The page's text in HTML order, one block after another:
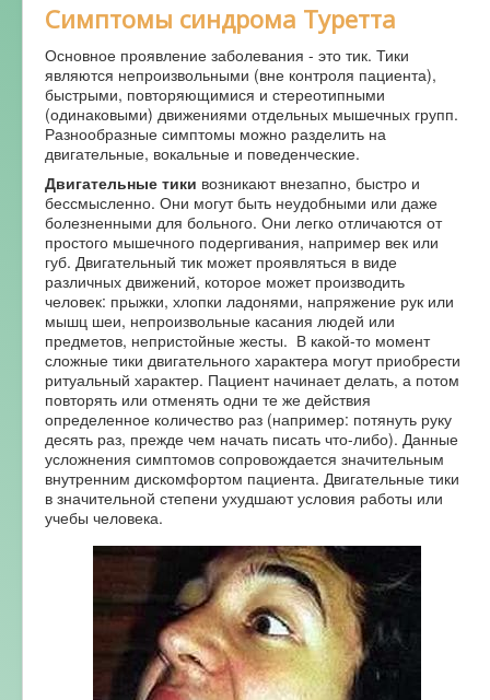
Симптомы синдрома Туретта
Основное проявление заболевания - это тик. Тики
являются непроизвольными (вне контроля пациента),
быстрыми, повторяющимися и стереотипными
(одинаковыми) движениями отдельных мышечных групп.
Разнообразные симптомы можно разделить на
двигательные, вокальные и поведенческие.
Двигательные тики возникают внезапно, быстро и
бессмысленно. Они могут быть неудобными или даже
болезненными для больного. Они легко отличаются от
простого мышечного подергивания, например век или
губ. Двигательный тик может проявляться в виде
различных движений, которое может производить
человек: прыжки, хлопки ладонями, напряжение рук или
мышц шеи, непроизвольные касания людей или
предметов, непристойные жесты. В какой-то момент
сложные тики двигательного характера могут приобрести
ритуальный характер. Пациент начинает делать, а потом
повторять или отменять одни те же действия
определенное количество раз (например: потянуть руку
десять раз, прежде чем начать писать что-либо). Данные
усложнения симптомов сопровождается значительным
внутренним дискомфортом пациента. Двигательные тики
в значительной степени ухудшают условия работы или
учебы человека.